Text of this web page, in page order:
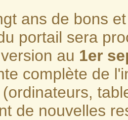
ans de bons
portail sera
au 1er
complète de
de nouvelles